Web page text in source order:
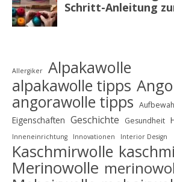
Allergiker
Alpakawolle
alpakawolle tipps
angorawolle tipps
Eigenschaften Geschichte Gesundheit
Inneneinrichtung Innovationen Interior Design
Kaschmirwolle
Merinowolle